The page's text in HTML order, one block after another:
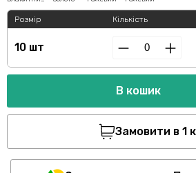
Розмір
10 шт
Кількість
В кошик
Замовити в 1